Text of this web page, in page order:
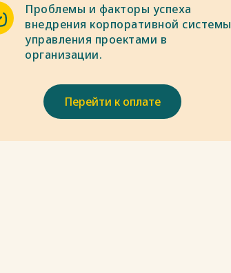
Проблемы и факторы успеха
внедрения корпоративной системы
управления проектами в
организации.
Перейти к оплате